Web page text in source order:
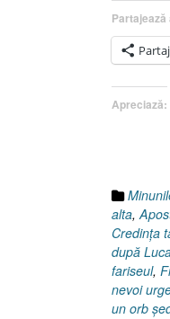
Partajează
Apreciază:
alta,
Credinţa
după
fariseul,
nevoi
un orb